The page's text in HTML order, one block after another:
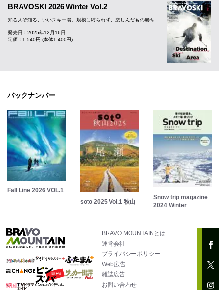
BRAVOSKI 2026 Winter Vol.2
知る人ぞ知る、いいスキー場。規模に縛られず、楽しんだもの勝ち
発売日：2025年12月16日
定価：1,540円 (本体1,400円)
バックナンバー
Fall Line 2026 VOL.1
soto 2025 Vol.1 秋山
Snow trip magazine
2024 Winter
BRAVO MOUNTAINとは
運営会社
プライバシーポリシー
Web広告
雑誌広告
お問い合わせ